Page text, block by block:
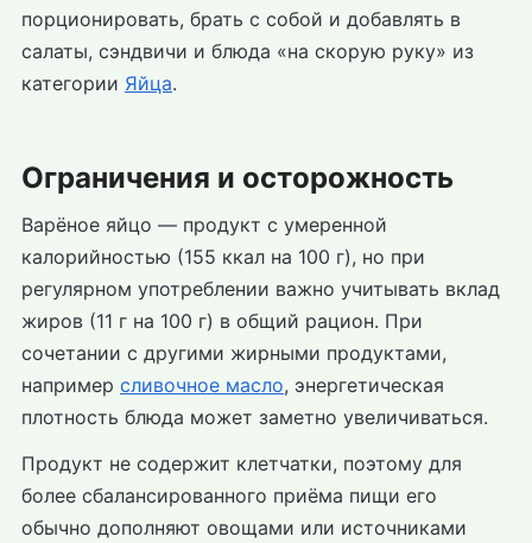
порционировать, брать с собой и добавлять в
салаты, сэндвичи и блюда «на скорую руку» из
категории Яйца.
Ограничения и осторожность
Варёное яйцо — продукт с умеренной
калорийностью (155 ккал на 100 г), но при
регулярном употреблении важно учитывать вклад
жиров (11 г на 100 г) в общий рацион. При
сочетании с другими жирными продуктами,
например сливочное масло, энергетическая
плотность блюда может заметно увеличиваться.
Продукт не содержит клетчатки, поэтому для
более сбалансированного приёма пищи его
обычно дополняют овощами или источниками